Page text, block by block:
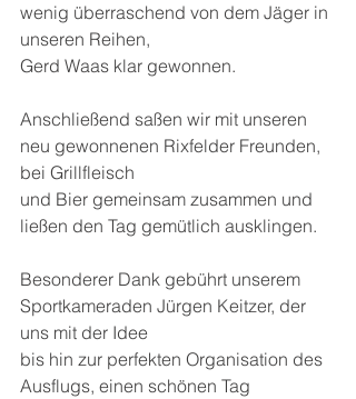
wenig überraschend von dem Jäger in
unseren Reihen,
Gerd Waas klar gewonnen.
Anschließend saßen wir mit unseren
neu gewonnenen Rixfelder Freunden,
bei Grillfleisch
und Bier gemeinsam zusammen und
ließen den Tag gemütlich ausklingen.
Besonderer Dank gebührt unserem
Sportkameraden Jürgen Keitzer, der
uns mit der Idee
bis hin zur perfekten Organisation des
Ausflugs, einen schönen Tag